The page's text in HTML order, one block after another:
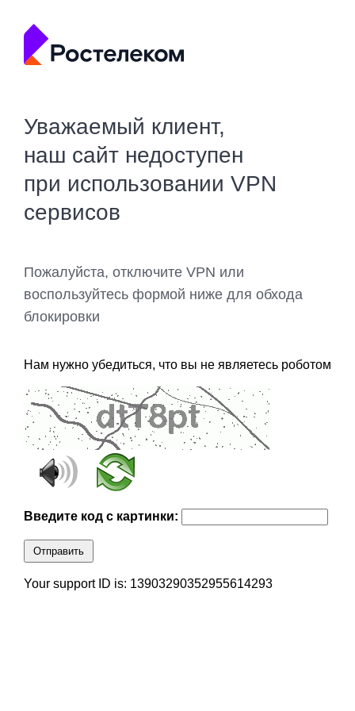
Уважаемый клиент,
наш сайт недоступен
при использовании VPN
сервисов
Пожалуйста, отключите VPN или
воспользуйтесь формой ниже для обхода
блокировки
Нам нужно убедиться, что вы не являетесь роботом
Введите код с картинки:
Отправить
Your support ID is: 13903290352955614293